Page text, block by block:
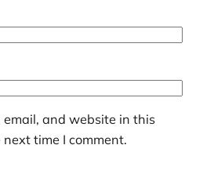
email, and website in this
time I comment.